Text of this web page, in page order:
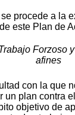
procede a la
este Plan de
Forzoso
afines
con la que
un plan contra
objetivo de